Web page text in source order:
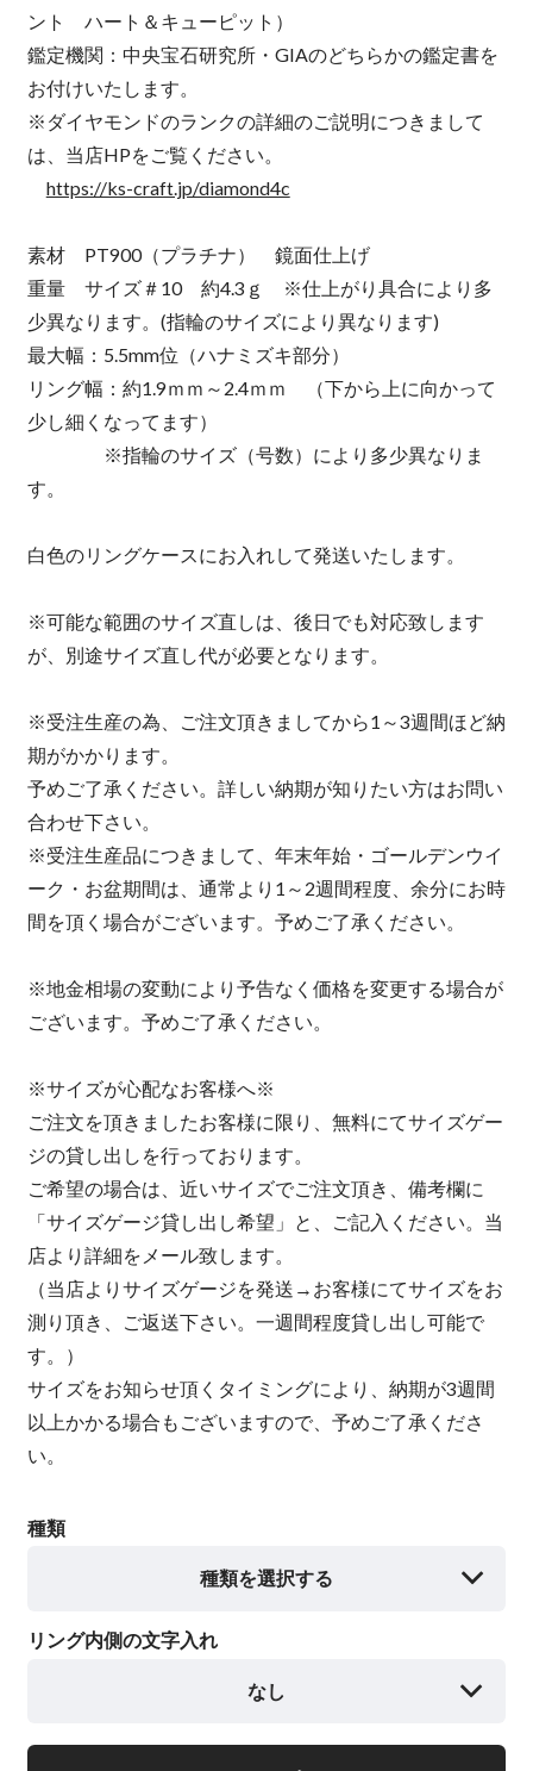
ント ハート＆キューピット）
鑑定機関：中央宝石研究所・GIAのどちらかの鑑定書を
お付けいたします。
※ダイヤモンドのランクの詳細のご説明につきまして
は、当店HPをご覧ください。
https://ks-craft.jp/diamond4c
素材 PT900（プラチナ） 鏡面仕上げ
重量 サイズ＃10 約4.3ｇ ※仕上がり具合により多
少異なります。(指輪のサイズにより異なります)
最大幅：5.5mm位（ハナミズキ部分）
リング幅：約1.9ｍｍ～2.4ｍｍ （下から上に向かって
少し細くなってます）
※指輪のサイズ（号数）により多少異なりま
す。
白色のリングケースにお入れして発送いたします。
※可能な範囲のサイズ直しは、後日でも対応致します
が、別途サイズ直し代が必要となります。
※受注生産の為、ご注文頂きましてから1～3週間ほど納
期がかかります。
予めご了承ください。詳しい納期が知りたい方はお問い
合わせ下さい。
※受注生産品につきまして、年末年始・ゴールデンウイ
ーク・お盆期間は、通常より1～2週間程度、余分にお時
間を頂く場合がございます。予めご了承ください。
※地金相場の変動により予告なく価格を変更する場合が
ございます。予めご了承ください。
※サイズが心配なお客様へ※
ご注文を頂きましたお客様に限り、無料にてサイズゲー
ジの貸し出しを行っております。
ご希望の場合は、近いサイズでご注文頂き、備考欄に
「サイズゲージ貸し出し希望」と、ご記入ください。当
店より詳細をメール致します。
（当店よりサイズゲージを発送→お客様にてサイズをお
測り頂き、ご返送下さい。一週間程度貸し出し可能で
す。）
サイズをお知らせ頂くタイミングにより、納期が3週間
以上かかる場合もございますので、予めご了承くださ
い。
種類
種類を選択する
リング内側の文字入れ
なし